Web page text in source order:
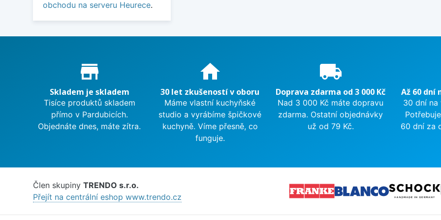
obchodu na serveru Heurece.
Proč nakupovat u nás?
store_mall_directory
Skladem je skladem
Tisíce produktů skladem
přímo v Pardubicích.
Objednáte dnes, máte zítra.
home
30 let zkušeností v oboru
Máme vlastní kuchyňské
studio a vyrábíme špičkové
kuchyně. Víme přesně, co
funguje.
local_shipping
Doprava zdarma od 3 000 Kč
Nad 3 000 Kč máte dopravu
zdarma. Ostatní objednávky
už od 79 Kč.
Až 60 dní
30 dní na
60 dní za
Člen skupiny TRENDO s.r.o.
Přejít na centrální eshop www.trendo.cz